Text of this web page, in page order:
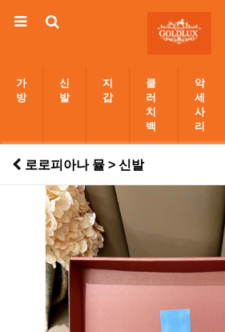
가
방
신
발
지
갑
클
러
치
백
악
세
사
리
로로피아나 뮬 > 신발